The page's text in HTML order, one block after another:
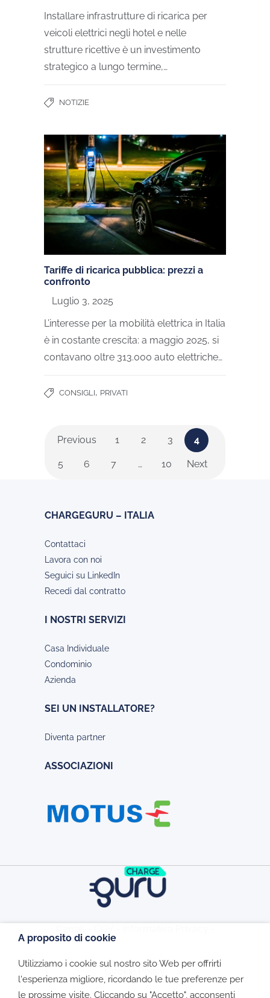
Installare infrastrutture di ricarica per
veicoli elettrici negli hotel e nelle
strutture ricettive è un investimento
strategico a lungo termine,…
NOTIZIE
Tariffe di ricarica pubblica: prezzi a
confronto
Luglio 3, 2025
L’interesse per la mobilità elettrica in Italia
è in costante crescita: a maggio 2025, si
contavano oltre 313.000 auto elettriche…
CONSIGLI, PRIVATI
Previous 1 2 3 4
5 6 7 … 10 Next
CHARGEGURU – ITALIA
Contattaci
Lavora con noi
Seguici su LinkedIn
Recedi dal contratto
I NOSTRI SERVIZI
Casa Individuale
Condominio
Azienda
SEI UN INSTALLATORE?
Diventa partner
ASSOCIAZIONI
A proposito di cookie
Utilizziamo i cookie sul nostro sito Web per offrirti
l'esperienza migliore, ricordando le tue preferenze per
le prossime visite. Cliccando su "Accetto", acconsenti